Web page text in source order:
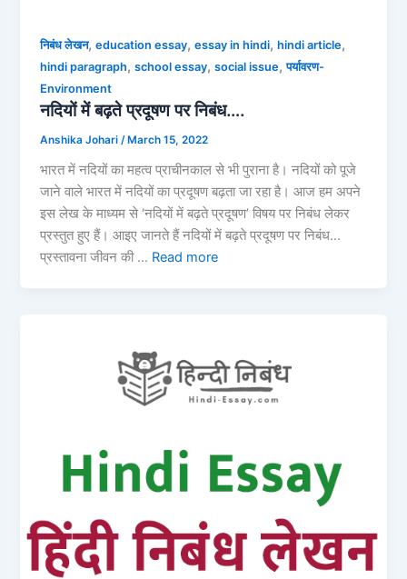
निबंध लेखन,education essay,essay in hindi,hindi article,
hindi paragraph,school essay,social issue,पर्यावरण-
Environment
नदियों में बढ़ते प्रदूषण पर निबंध….
Anshika Johari/March 15, 2022
भारत में नदियों का महत्व प्राचीनकाल से भी पुराना है। नदियों को पूजे
जाने वाले भारत में नदियों का प्रदूषण बढ़ता जा रहा है। आज हम अपने
इस लेख के माध्यम से ‘नदियों में बढ़ते प्रदूषण’ विषय पर निबंध लेकर
प्रस्तुत हुए हैं। आइए जानते हैं नदियों में बढ़ते प्रदूषण पर निबंध…
प्रस्तावना जीवन की … Read more